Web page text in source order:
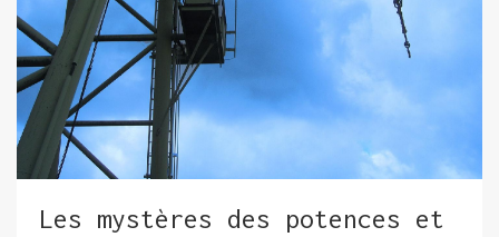
Les mystères des potences et